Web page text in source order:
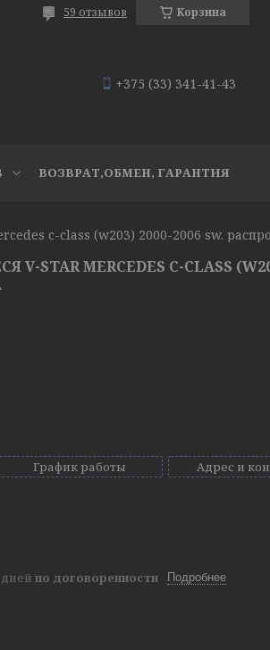
Корзина
59 отзывов
+375 (33) 341-41-43
ВОЗВРАТ,ОБМЕН, ГАРАНТИЯ
c-class (w203) 2000-2006 sw.
STAR MERCEDES C-CLASS
График работы Адрес и
дней по договоренности Подробнее